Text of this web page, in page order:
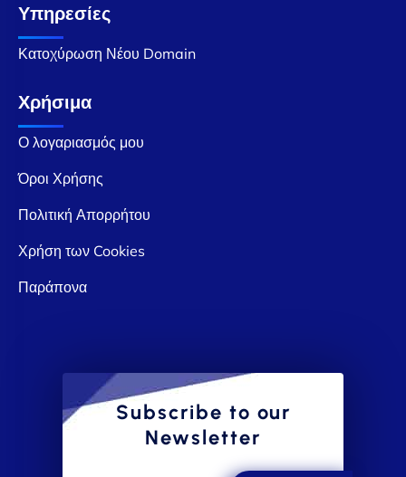
Υπηρεσίες
Κατοχύρωση Νέου Domain
Χρήσιμα
Ο λογαριασμός μου
Όροι Χρήσης
Πολιτική Απορρήτου
Χρήση των Cookies
Παράπονα
Subscribe to our
Newsletter